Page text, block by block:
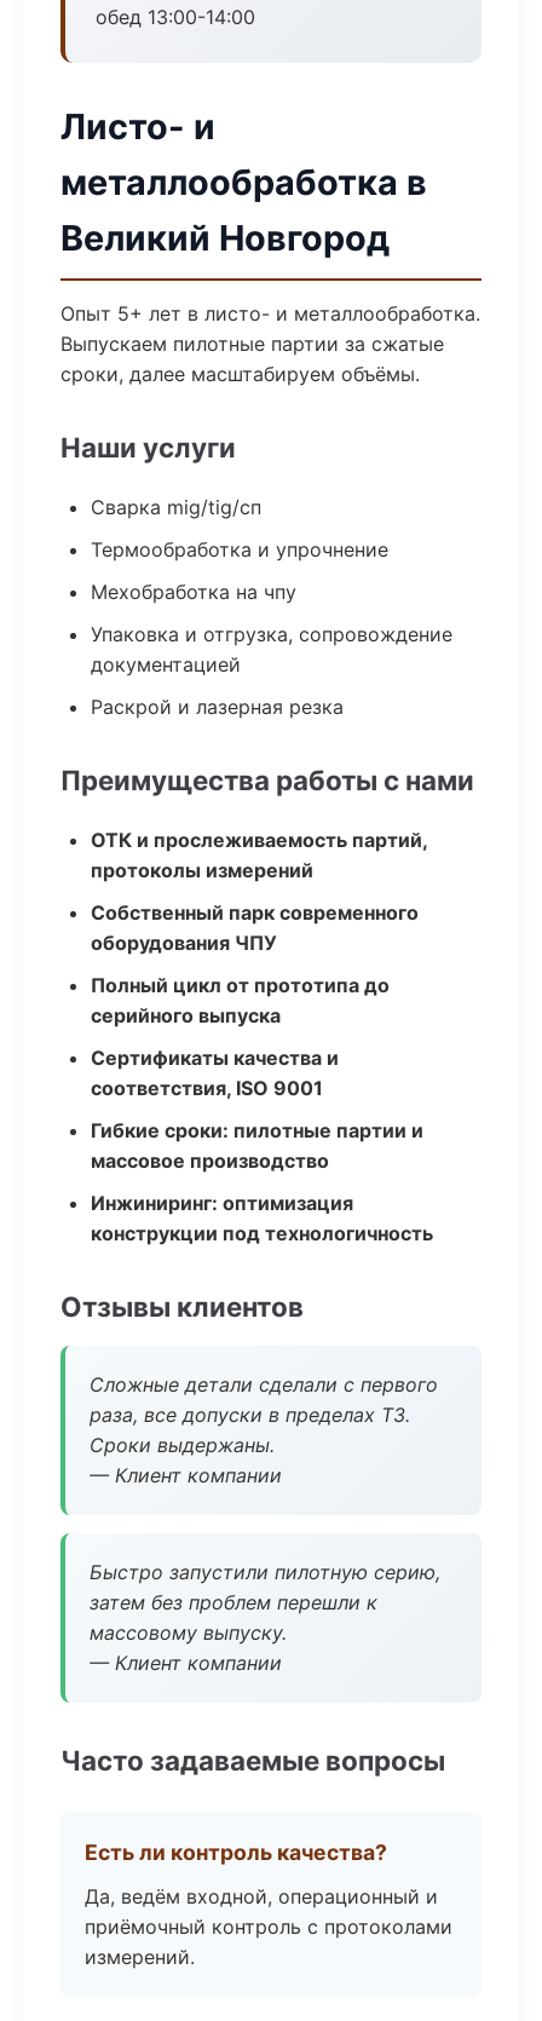
обед 13:00-14:00
Листо- и
металлообработка в
Великий Новгород
Опыт 5+ лет в листо- и металлообработка.
Выпускаем пилотные партии за сжатые
сроки, далее масштабируем объёмы.
Наши услуги
Сварка mig/tig/сп
Термообработка и упрочнение
Мехобработка на чпу
Упаковка и отгрузка, сопровождение
документацией
Раскрой и лазерная резка
Преимущества работы с нами
ОТК и прослеживаемость партий,
протоколы измерений
Собственный парк современного
оборудования ЧПУ
Полный цикл от прототипа до
серийного выпуска
Сертификаты качества и
соответствия, ISO 9001
Гибкие сроки: пилотные партии и
массовое производство
Инжиниринг: оптимизация
конструкции под технологичность
Отзывы клиентов
Сложные детали сделали с первого
раза, все допуски в пределах ТЗ.
Сроки выдержаны.
— Клиент компании
Быстро запустили пилотную серию,
затем без проблем перешли к
массовому выпуску.
— Клиент компании
Часто задаваемые вопросы
Есть ли контроль качества?
Да, ведём входной, операционный и
приёмочный контроль с протоколами
измерений.